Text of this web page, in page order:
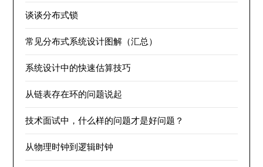
谈谈分布式锁
常见分布式系统设计图解（汇总）
系统设计中的快速估算技巧
从链表存在环的问题说起
技术面试中，什么样的问题才是好问题？
从物理时钟到逻辑时钟